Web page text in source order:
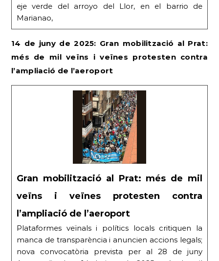
eje verde del arroyo del Llor, en el barrio de
Marianao,
14 de juny de 2025: Gran mobilització al Prat:
més de mil veïns i veïnes protesten contra
l’ampliació de l’aeroport
Gran mobilització al Prat: més de mil
veïns i veïnes protesten contra
l’ampliació de l’aeroport
Plataformes veïnals i polítics locals critiquen la
manca de transparència i anuncien accions legals;
nova convocatòria prevista per al 28 de juny